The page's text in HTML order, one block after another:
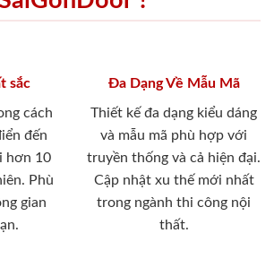
sắc
cách
đến
hơn 10
Phù
gian
Đa Dạng Về Mẫu Mã
Thiết kế đa dạng kiểu dáng
và mẫu mã phù hợp với
truyền thống và cả hiện đại.
Cập nhật xu thế mới nhất
trong ngành thi công nội
thất.